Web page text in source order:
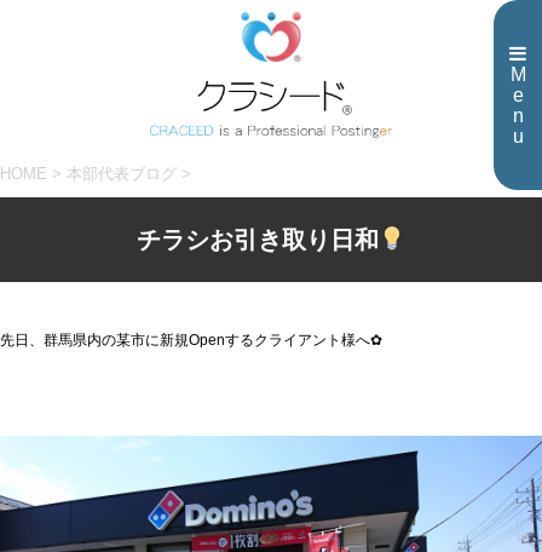
M
e
n
u
HOME > 本部代表ブログ >
チラシお引き取り日和
先日、群馬県内の某市に新規Openするクライアント様へ✿